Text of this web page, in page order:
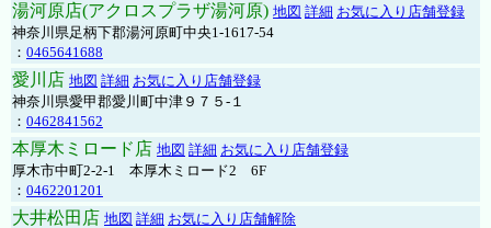
湯河原店(アクロスプラザ湯河原) 地図 詳細 お気に入り店舗登録
神奈川県足柄下郡湯河原町中央1-1617-54
： 0465641688
愛川店 地図 詳細 お気に入り店舗登録
神奈川県愛甲郡愛川町中津９７５-１
： 0462841562
本厚木ミロード店 地図 詳細 お気に入り店舗登録
厚木市中町2-2-1 本厚木ミロード2 6F
： 0462201201
大井松田店 地図 詳細 お気に入り店舗解除